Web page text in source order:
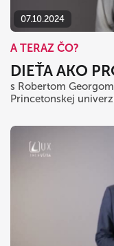
07.10.2024
A TERAZ ČO?
DIEŤA AKO
s Robertom
Princetonskej